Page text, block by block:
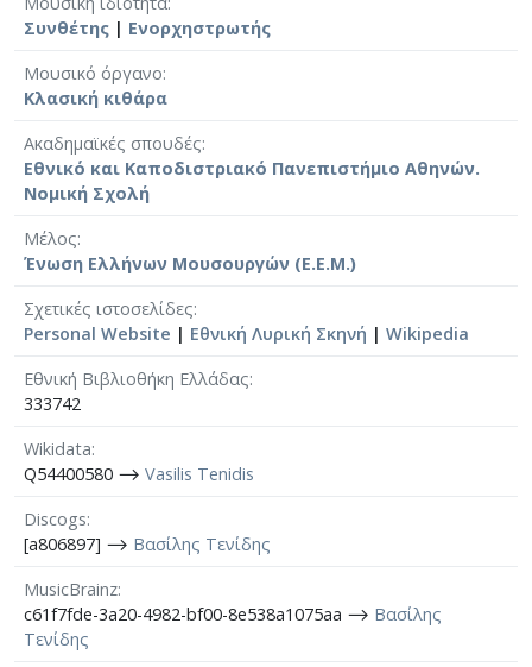
Συνθέτης | Ενορχηστρωτής
Μουσικό όργανο
Κλασική κιθάρα
Ακαδημαϊκές σπουδές
Εθνικό και Καποδιστριακό Πανεπιστήμιο Αθηνών.
Νομική Σχολή
Μέλος
Ένωση Ελλήνων Μουσουργών (Ε.Ε.Μ.)
Σχετικές ιστοσελίδες
Personal Website | Εθνική Λυρική Σκηνή | Wikipedia
Εθνική Βιβλιοθήκη Ελλάδας
333742
Wikidata
Q54400580 ⟶ Vasilis Tenidis
Discogs
[a806897] ⟶ Βασίλης Τενίδης
MusicBrainz
c61f7fde-3a20-4982-bf00-8e538a1075aa ⟶ Βασίλης
Τενίδης